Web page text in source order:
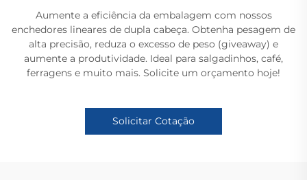
Aumente a eficiência da embalagem com nossos
enchedores lineares de dupla cabeça. Obtenha pesagem de
alta precisão, reduza o excesso de peso (giveaway) e
aumente a produtividade. Ideal para salgadinhos, café,
ferragens e muito mais. Solicite um orçamento hoje!
Solicitar Cotação